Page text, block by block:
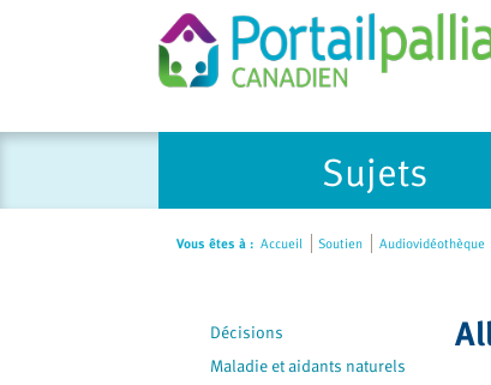
Please
Sujets
Vous êtes à : Accueil Soutien Audiovidéothèque
Décisions
Maladie et aidants naturels